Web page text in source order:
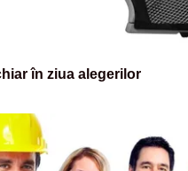
în ziua alegerilor